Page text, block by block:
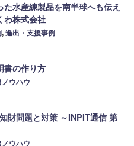
た水産練製品を南半球へも伝え
わ株式会社
,進出・支援事例
書の作り方
ウハウ
財問題と対策 ～INPIT通信 第
ウハウ